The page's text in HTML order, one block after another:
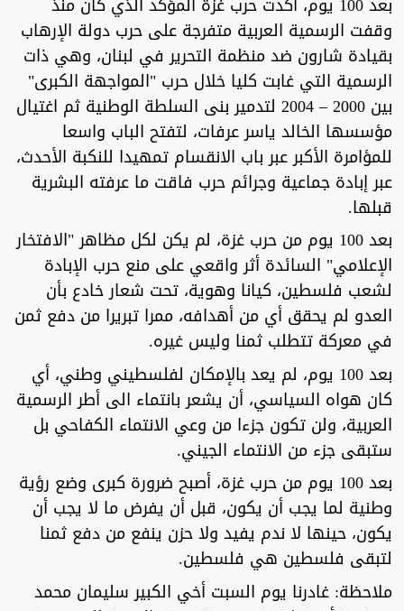
وقفت الرسمية العربية متفرجة على حرب دولة الإرهاب
بقيادة شارون ضد منظمة التحرير في لبنان، وهي ذات
الرسمية التي غابت كليا خلال حرب "المواجهة الكبرى"
بين 2000 – 2004 لتدمير بنى السلطة الوطنية ثم اغتيال
مؤسسها الخالد ياسر عرفات، لتفتح الباب واسعا
للمؤامرة الأكبر عبر باب الانقسام تمهيدا للنكبة الأحدث،
عبر إبادة جماعية وجرائم حرب فاقت ما عرفته البشرية
قبلها.
بعد 100 يوم من حرب غزة، لم يكن لكل مظاهر "الافتخار
الإعلامي" السائدة أثر واقعي على منع حرب الإبادة
لشعب فلسطين، كيانا وهوية، تحت شعار خادع بأن
العدو لم يحقق أي من أهدافه، ممرا تبريرا من دفع ثمن
في معركة تتطلب ثمنا وليس غيره.
بعد 100 يوم، لم يعد بالإمكان لفلسطيني وطني، أي
كان هواه السياسي، أن يشعر بانتماء الى أطر الرسمية
العربية، ولن تكون جزءا من وعي الانتماء الكفاحي بل
ستبقى جزء من الانتماء الجيني.
بعد 100 يوم من حرب غزة، أصبح ضرورة كبرى وضع رؤية
وطنية لما يجب أن يكون، قبل أن يفرض ما لا يجب أن
يكون، حينها لا ندم يفيد ولا حزن ينفع من دفع ثمنا
لتبقى فلسطين هي فلسطين.
ملاحظة: غادرنا يوم السبت أخي الكبير سليمان محمد